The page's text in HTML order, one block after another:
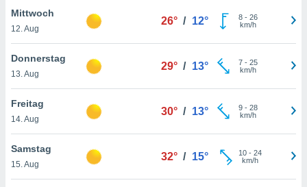
jederzeit
Rand
Mittwoch
12. Aug
26° / 12° 8- 26
km/h
Donnerstag
13. Aug
29° / 13° 7- 25
km/h
Freitag
14. Aug
30° / 13° 9- 28
km/h
Samstag
15. Aug
32° / 15° 10- 24
km/h